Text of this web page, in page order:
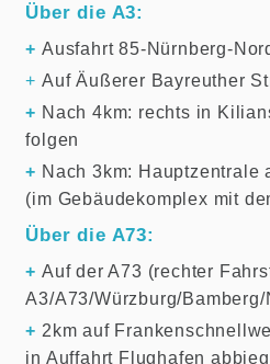
Über die A3:
+ Ausfahrt 85-Nürnberg-
+ Auf Äußerer Bayreuther
+ Nach 4km: rechts in
folgen
+ Nach 3km: Hauptzentrale
(im Gebäudekomplex mit
Über die A73:
+ Auf der A73 (rechter
A3/A73/Würzburg/
+ 2km auf
in Auffahrt Flughafen